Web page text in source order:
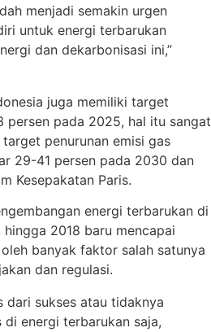
menjadi semakin urgen
untuk energi terbarukan
dan dekarbonisasi ini,”
juga memiliki target
persen pada 2025, hal itu sangat
penurunan emisi gas
29-41 persen pada 2030 dan
Kesepakatan Paris.
energi terbarukan di
2018 baru mencapai
banyak faktor salah satunya
dan regulasi.
dari sukses atau tidaknya
di energi terbarukan saja,